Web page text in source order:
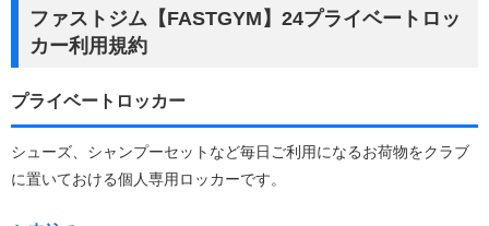
ファストジム【FASTGYM】24プライベートロッ
カー利用規約
プライベートロッカー
シューズ、シャンプーセットなど毎日ご利用になるお荷物をクラブ
に置いておける個人専用ロッカーです。